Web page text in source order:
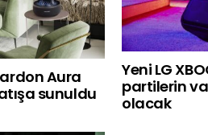
Aura
sunuldu
Yeni LG
partilerin
olacak